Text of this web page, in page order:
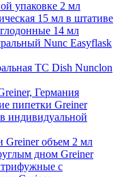
упаковке 2 мл
15 мл в штативе
14 мл
Nunc Easyflask
TC Dish Nunclon
Германия
пипетки Greiner
индивидуальной
Greiner объем 2 мл
дном Greiner
с